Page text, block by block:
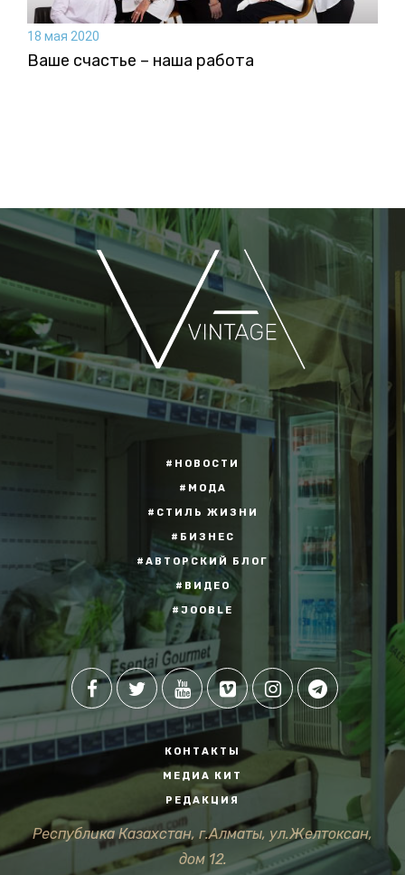
18 мая 2020
Ваше счастье – наша работа
#НОВОСТИ
#МОДА
#СТИЛЬ ЖИЗНИ
#БИЗНЕС
#АВТОРСКИЙ БЛОГ
#ВИДЕО
#JOOBLE
КОНТАКТЫ
МЕДИА КИТ
РЕДАКЦИЯ
Республика Казахстан, г.Алматы, ул.Желтоксан,
дом 12.